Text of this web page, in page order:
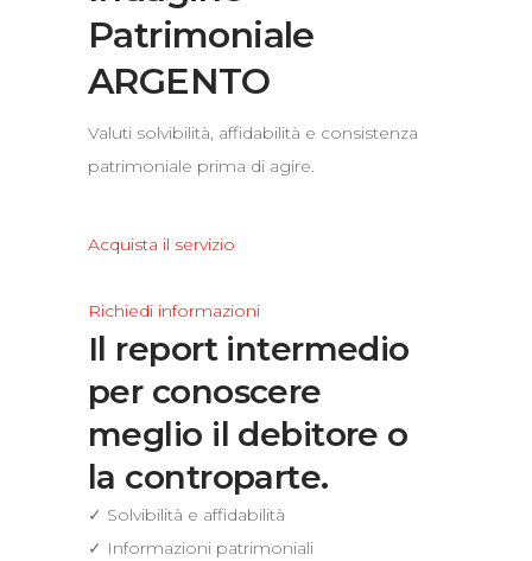
Patrimoniale
ARGENTO
Valuti solvibilità, affidabilità e consistenza
patrimoniale prima di agire.
Acquista il servizio
Richiedi informazioni
Il report intermedio
per conoscere
meglio il debitore o
la controparte.
✓ Solvibilità e affidabilità
✓ Informazioni patrimoniali